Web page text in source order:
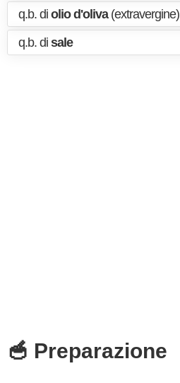
q.b. di olio d'oliva(extravergine)
q.b. di sale
🥣 Preparazione